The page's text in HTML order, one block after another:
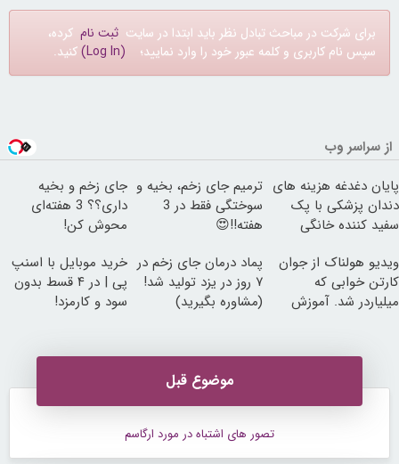
برای شرکت در مباحث تبادل نظر باید ابتدا در سایت ثبت نام کرده،
سپس نام کاربری و کلمه عبور خود را وارد نمایید؛ (Log In) کنید.
از سراسر وب
پایان دغدغه هزینه های
دندان پزشکی با پک
سفید کننده خانگی
ترمیم جای زخم، بخیه و
سوختگی فقط در 3
هفته!!😍
جای زخم و بخیه
داری؟؟ 3 هفته‌ای
محوش کن!
ویدیو هولناک از جوان
کارتن خوابی که
میلیاردر شد. آموزش
پماد درمان جای زخم در
۷ روز در یزد تولید شد!
(مشاوره بگیرید)
خرید موبایل با اسنپ
پی | در ۴ قسط بدون
سود و کارمزد!
موضوع قبل
تصور هاى اشتباه در مورد ارگاسم